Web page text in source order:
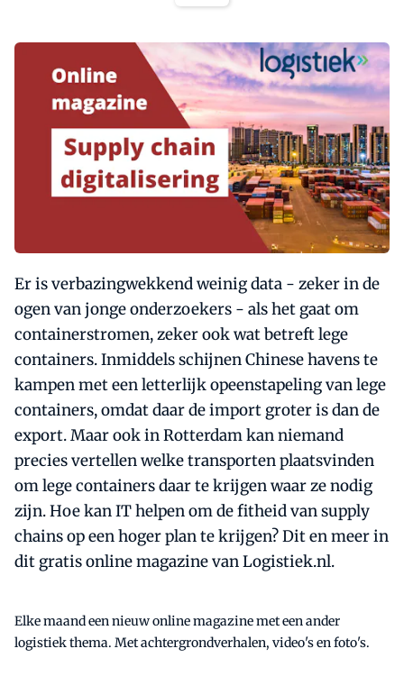
Er is verbazingwekkend weinig data - zeker in de
ogen van jonge onderzoekers - als het gaat om
containerstromen, zeker ook wat betreft lege
containers. Inmiddels schijnen Chinese havens te
kampen met een letterlijk opeenstapeling van lege
containers, omdat daar de import groter is dan de
export. Maar ook in Rotterdam kan niemand
precies vertellen welke transporten plaatsvinden
om lege containers daar te krijgen waar ze nodig
zijn. Hoe kan IT helpen om de fitheid van supply
chains op een hoger plan te krijgen? Dit en meer in
dit gratis online magazine van Logistiek.nl.
Elke maand een nieuw online magazine met een ander
logistiek thema. Met achtergrondverhalen, video's en foto's.